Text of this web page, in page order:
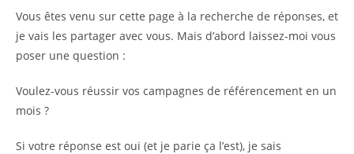
Vous êtes venu sur cette page à la recherche de réponses, et
je vais les partager avec vous. Mais d’abord laissez-moi vous
poser une question :
Voulez-vous réussir vos campagnes de référencement en un
mois ?
Si votre réponse est oui (et je parie ça l’est), je sais